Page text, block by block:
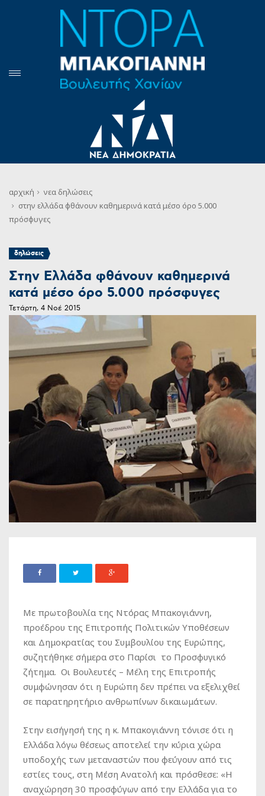
αρχική νεα δηλώσεις
στην ελλάδα φθάνουν καθημερινά κατά μέσο όρο 5.000
πρόσφυγες
δηλώσεις
Στην Ελλάδα φθάνουν καθημερινά
κατά μέσο όρο 5.000 πρόσφυγες
Τετάρτη, 4 Νοέ 2015
Με πρωτοβουλία της Ντόρας Μπακογιάννη,
προέδρου της Επιτροπής Πολιτικών Υποθέσεων
και Δημοκρατίας του Συμβουλίου της Ευρώπης,
συζητήθηκε σήμερα στο Παρίσι το Προσφυγικό
ζήτημα. Οι Βουλευτές – Μέλη της Επιτροπής
συμφώνησαν ότι η Ευρώπη δεν πρέπει να εξελιχθεί
σε παρατηρητήριο ανθρωπίνων δικαιωμάτων.
Στην εισήγησή της η κ. Μπακογιάννη τόνισε ότι η
Ελλάδα λόγω θέσεως αποτελεί την κύρια χώρα
υποδοχής των μεταναστών που φεύγουν από τις
εστίες τους, στη Μέση Ανατολή και πρόσθεσε: «Η
αναχώρηση 30 προσφύγων από την Ελλάδα για το